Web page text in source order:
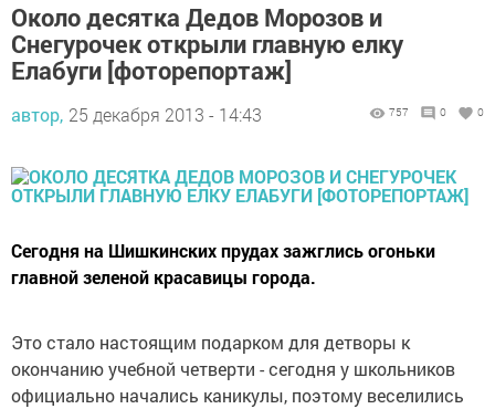
Около десятка Дедов Морозов и
Снегурочек открыли главную елку
Елабуги [фоторепортаж]
автор, 25 декабря 2013 - 14:43 757 0 0
Сегодня на Шишкинских прудах зажглись огоньки
главной зеленой красавицы города.
Это стало настоящим подарком для детворы к
окончанию учебной четверти - сегодня у школьников
официально начались каникулы, поэтому веселились